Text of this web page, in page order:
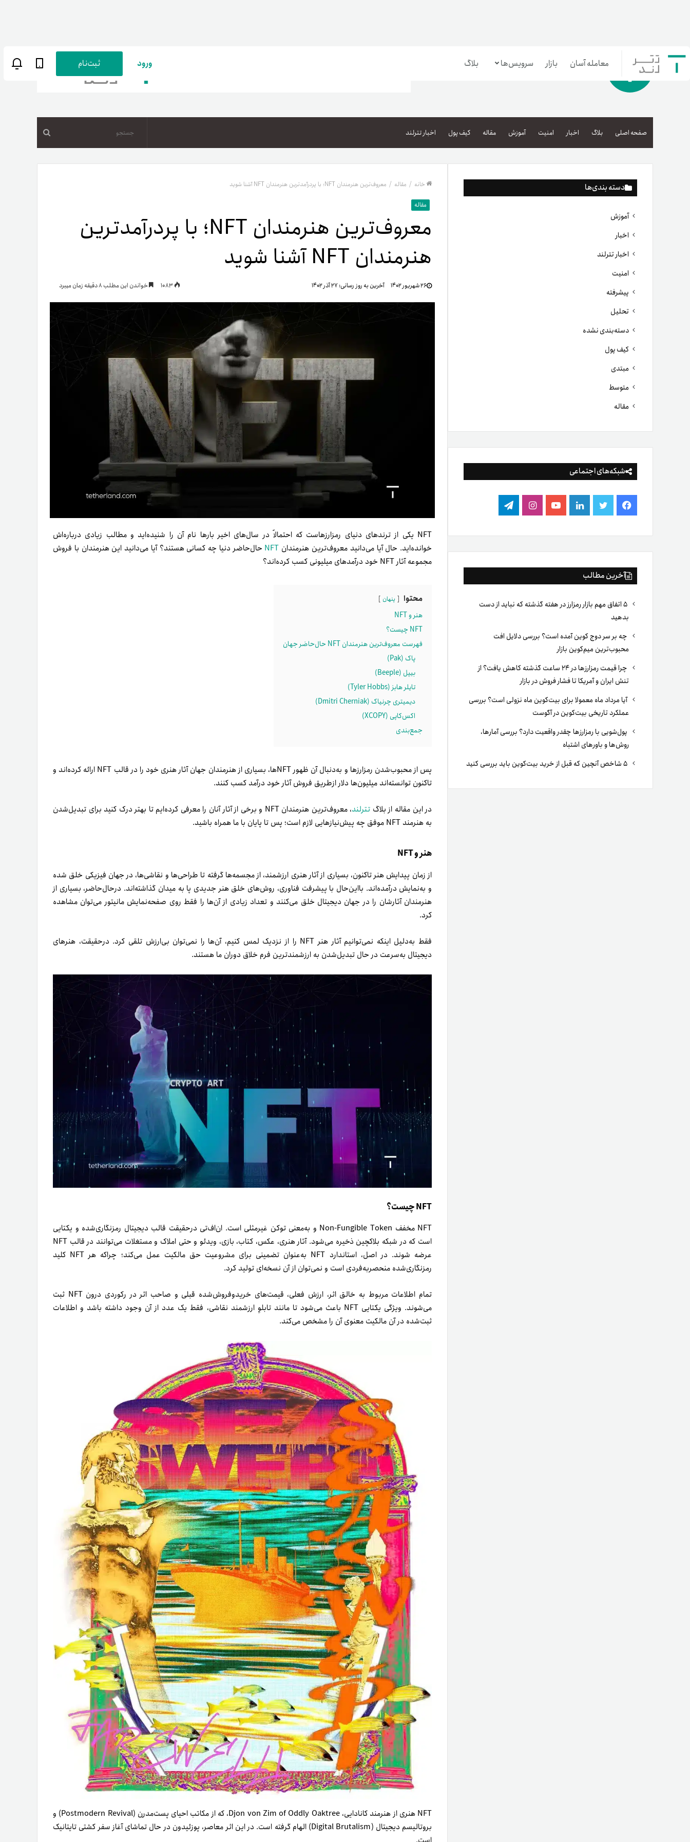
معامله آسان بازار سرویس‌ها
بازار تترلند
سرمایه‌گذاری آسان
پاداش کیف‌پول تومانی
مهر تترلند
بلاگ
زبان پارسی
مشخصات کاربری
حساب‌های بانکی
تنظیمات
ورود ثبت‌نام
صفحه اصلی بلاگ اخبار امنیت آموزش مقاله کیف پول اخبار تترلند
دسته بندی‌ها
آموزش
اخبار
اخبار تترلند
امنیت
پیشرفته
تحلیل
دسته‌بندی نشده
کیف پول
مبتدی
متوسط
مقاله
شبکه‌های اجتماعی
فیس
بوک
توییتر لینکدینیوتیوباینستاگرام
تلگرام
آخرین مطالب
۵ اتفاق مهم بازار رمزارز در هفته گذشته که نباید از دست
بدهید
چه بر سر دوج کوین آمده است؟ بررسی دلایل افت
محبوب‌ترین میم‌کوین بازار
چرا قیمت رمزارزها در ۲۴ ساعت گذشته کاهش یافت؟ از
تنش ایران و آمریکا تا فشار فروش در بازار
آیا مرداد ماه معمولا برای بیت‌کوین ماه نزولی است؟ بررسی
عملکرد تاریخی بیت‌کوین در آگوست
پول‌شویی با رمزارزها چقدر واقعیت دارد؟ بررسی آمارها،
روش‌ها و باورهای اشتباه
خانه / مقاله / معروف‌ترین هنرمندان NFT؛ با پردرآمدترین هنرمندان NFT آشنا شوید
مقاله
معروف‌ترین هنرمندان NFT؛ با پردرآمدترین
هنرمندان NFT آشنا شوید
۲۶ شهریور ۱۴۰۲ آخرین به روز رسانی:۲۷ آذر ۱۴۰۲ خواندن این مطلب 8 دقیقه زمان میبرد
NFT یکی از ترندهای دنیای رمزارزهاست که احتمالاً در سال‌های اخیر بارها نام آن را شنیده‌اید و مطالب زیادی درباره‌اش
خوانده‌اید. حال آیا می‌دانید معروف‌ترین هنرمندان NFT حال‌حاضر دنیا چه کسانی هستند؟ آیا می‌دانید این هنرمندان با فروش
مجموعه آثار NFT خود درآمدهای میلیونی کسب کرده‌اند؟
محتوا پنهان
هنر و NFT
NFT چیست؟
فهرست معروف‌ترین هنرمندان NFT حال‌حاضر جهان
پاک (Pak)
بیپل (Beeple)
تایلر هابز (Tyler Hobbs)
دیمیتری چرنیاک (Dmitri Cherniak)
اکس‌کاپی (XCOPY)
جمع‌بندی
پس از محبوب‌‌شدن رمزارزها و به‌دنبال آن ظهور NFTها، بسیاری از هنرمندان جهان آثار هنری خود را در قالب NFT ارائه کرده‌اند و
تاکنون توانسته‌اند میلیون‌ها دلار از‌طریق فروش آثار خود درآمد کسب کنند.
در این مقاله‌ از بلاگ تترلند
، معروف‌ترین هنرمندان NFT و برخی از آثار آنان را معرفی کرده‌ایم تا بهتر درک کنید برای تبدیل‌شدن
به هنرمند NFT موفق چه پیش‌نیازهایی لازم است؛ پس تا پایان با ما همراه باشید.
هنر و NFT
از زمان پیدایش هنر تاکنون، بسیاری از آثار هنری ارزشمند، از مجسمه‌ها گرفته تا طراحی‌ها و نقاشی‌ها، در جهان فیزیکی خلق شده
و به‌نمایش درآمده‌اند. بااین‌حال با پیشرفت فناوری، روش‌های خلق هنر جدیدی پا به میدان گذاشته‌اند. در‌حال‌حاضر، بسیاری از
هنرمندان آثارشان را در جهان دیجیتال خلق می‌کنند و تعداد زیادی از آن‌ها را فقط روی صفحه‌نمایش مانیتور می‌توان مشاهده
کرد.
فقط به‌‌دلیل اینکه نمی‌توانیم آثار هنر NFT را از نزدیک لمس کنیم، آن‌ها را نمی‌توان بی‌ارزش تلقی کرد. درحقیقت، هنرهای
دیجیتال به‌سرعت در حال تبدیل‌شدن به ارزشمندترین فرم خلاق دوران ما هستند.
NFT چیست؟
NFT مخفف Non-Fungible Token و به‌معنی توکن غیرمثلی است. ان‌اف‌تی درحقیقت قالب دیجیتال رمزنگاری‌شده و یکتایی
است که در شبکه بلاکچین ذخیره می‌شود. آثار هنری، عکس، کتاب، بازی، ویدئو و حتی املاک و مستغلات می‌توانند در قالب NFT
عرضه شوند. در اصل، استاندارد NFT به‌عنوان تضمینی برای مشروعیت حق مالکیت عمل می‌کند؛ چراکه هر NFT‌ کلید
رمزنگاری‌شده منحصر‌به‌فردی است و نمی‌توان از آن نسخه‌ای تولید کرد.
تمام اطلاعات مربوط به خالق اثر، ارزش فعلی، قیمت‌های خرید‌وفروش‌شده قبلی و صاحب اثر در رکوردی درون NFT ثبت
می‌شوند. ویژگی یکتایی NFT باعث می‌شود تا مانند تابلوِ ارزشمند نقاشی، فقط یک عدد از آن وجود داشته باشد و اطلاعات
ثبت‌شده در آن مالکیت معنوی آن را مشخص می‌کند.
NFT هنری از هنرمند کانادایی، Djon von Zim of Oddly Oaktree، که از مکاتب احیای پست‌مدرن (Postmodern Revival) و
بروتالیسم دیجیتال (Digital Brutalism) الهام‌ گرفته است. در این اثر معاصر، پوزئیدون در حال تماشای آغاز سفر کشتی تایتانیک